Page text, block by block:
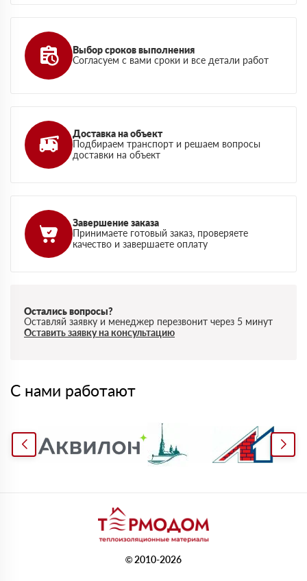
Выбор сроков выполнения
Согласуем с вами сроки и все детали работ
Доставка на объект
Подбираем транспорт и решаем вопросы
доставки на объект
Завершение заказа
Принимаете готовый заказ, проверяете
качество и завершаете оплату
Остались вопросы?
Оставляй заявку и менеджер перезвонит через 5 минут
Оставить заявку на консультацию
С нами работают
© 2010-2026